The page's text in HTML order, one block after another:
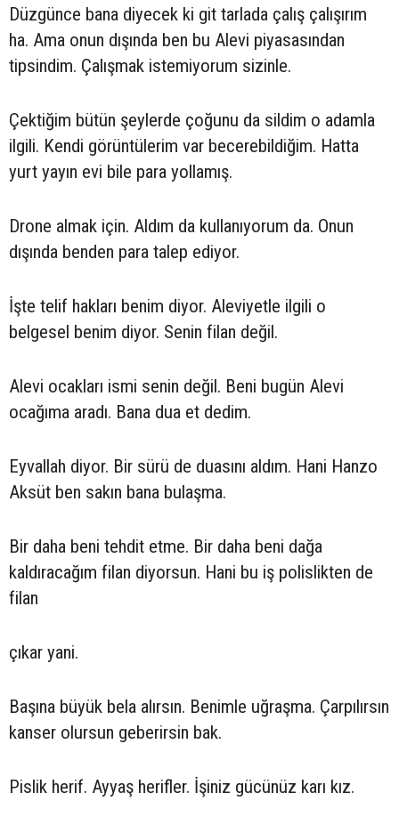
Düzgünce bana diyecek ki git tarlada çalış çalışırım
ha. Ama onun dışında ben bu Alevi piyasasından
tipsindim. Çalışmak istemiyorum sizinle.
Çektiğim bütün şeylerde çoğunu da sildim o adamla
ilgili. Kendi görüntülerim var becerebildiğim. Hatta
yurt yayın evi bile para yollamış.
Drone almak için. Aldım da kullanıyorum da. Onun
dışında benden para talep ediyor.
İşte telif hakları benim diyor. Aleviyetle ilgili o
belgesel benim diyor. Senin filan değil.
Alevi ocakları ismi senin değil. Beni bugün Alevi
ocağıma aradı. Bana dua et dedim.
Eyvallah diyor. Bir sürü de duasını aldım. Hani Hanzo
Aksüt ben sakın bana bulaşma.
Bir daha beni tehdit etme. Bir daha beni dağa
kaldıracağım filan diyorsun. Hani bu iş polislikten de
filan
çıkar yani.
Başına büyük bela alırsın. Benimle uğraşma. Çarpılırsın
kanser olursun geberirsin bak.
Pislik herif. Ayyaş herifler. İşiniz gücünüz karı kız.